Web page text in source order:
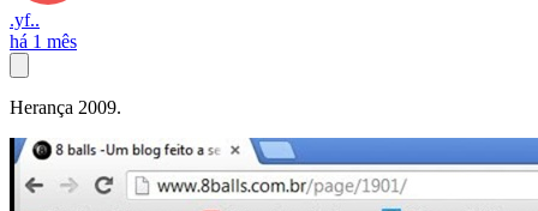
.yf..
há 1 mês
Herança 2009.